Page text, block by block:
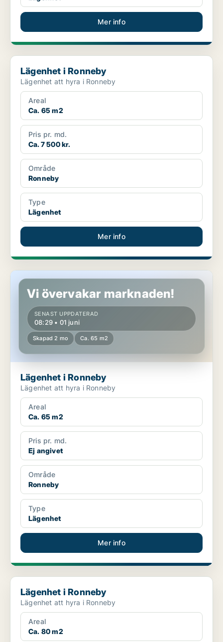
Mer info
Lägenhet i Ronneby
Lägenhet i Ronneby
Lägenhet att hyra i Ronneby
Areal
Ca. 65 m2
Pris pr. md.
Ca. 7 500 kr.
Område
Ronneby
Type
Lägenhet
Mer info
Lägenhet i Ronneby
Vi övervakar marknaden!
SENAST UPPDATERAD
08:29 • 01 juni
Skapad 2 mo Ca. 65 m2
Lägenhet i Ronneby
Lägenhet att hyra i Ronneby
Areal
Ca. 65 m2
Pris pr. md.
Ej angivet
Område
Ronneby
Type
Lägenhet
Mer info
Lägenhet i Ronneby
Lägenhet i Ronneby
Lägenhet att hyra i Ronneby
Areal
Ca. 80 m2